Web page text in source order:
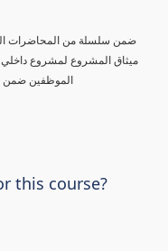
ضمن سلسلة من المحاضرات
ميثاق المشروع لمشروع داخلي
الموظفين ضمن
this course?